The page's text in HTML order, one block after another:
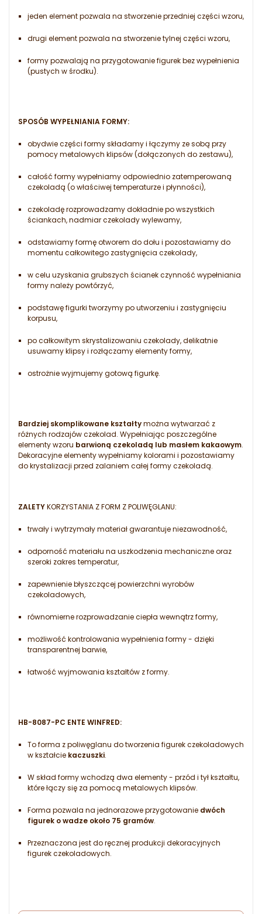
jeden element pozwala na stworzenie przedniej części wzoru,
drugi element pozwala na stworzenie tylnej części wzoru,
formy pozwalają na przygotowanie figurek bez wypełnienia
(pustych w środku).
SPOSÓB WYPEŁNIANIA FORMY:
obydwie części formy składamy i łączymy ze sobą przy
pomocy metalowych klipsów (dołączonych do zestawu),
całość formy wypełniamy odpowiednio zatemperowaną
czekoladą (o właściwej temperaturze i płynności),
czekoladę rozprowadzamy dokładnie po wszystkich
ściankach, nadmiar czekolady wylewamy,
odstawiamy formę otworem do dołu i pozostawiamy do
momentu całkowitego zastygnięcia czekolady,
w celu uzyskania grubszych ścianek czynność wypełniania
formy należy powtórzyć,
podstawę figurki tworzymy po utworzeniu i zastygnięciu
korpusu,
po całkowitym skrystalizowaniu czekolady, delikatnie
usuwamy klipsy i rozłączamy elementy formy,
ostrożnie wyjmujemy gotową figurkę.
Bardziej skomplikowane kształtymożna wytwarzać z
różnych rodzajów czekolad. Wypełniając poszczególne
elementy wzoru barwioną czekoladą lub masłem kakaowym.
Dekoracyjne elementy wypełniamy kolorami i pozostawiamy
do krystalizacji przed zalaniem całej formy czekoladą.
ZALETYKORZYSTANIA Z FORM Z POLIWĘGLANU:
trwały i wytrzymały materiał gwarantuje niezawodność,
odporność materiału na uszkodzenia mechaniczne oraz
szeroki zakres temperatur,
zapewnienie błyszczącej powierzchni wyrobów
czekoladowych,
równomierne rozprowadzanie ciepła wewnątrz formy,
możliwość kontrolowania wypełnienia formy - dzięki
transparentnej barwie,
łatwość wyjmowania kształtów z formy.
HB-8087-PC ENTE WINFRED:
To forma z poliwęglanu do tworzenia figurek czekoladowych
w kształcie kaczuszki.
W skład formy wchodzą dwa elementy - przód i tył kształtu,
które łączy się za pomocą metalowych klipsów.
Forma pozwala na jednorazowe przygotowanie dwóch
figurek o wadze około 75 gramów.
Przeznaczona jest do ręcznej produkcji dekoracyjnych
figurek czekoladowych.